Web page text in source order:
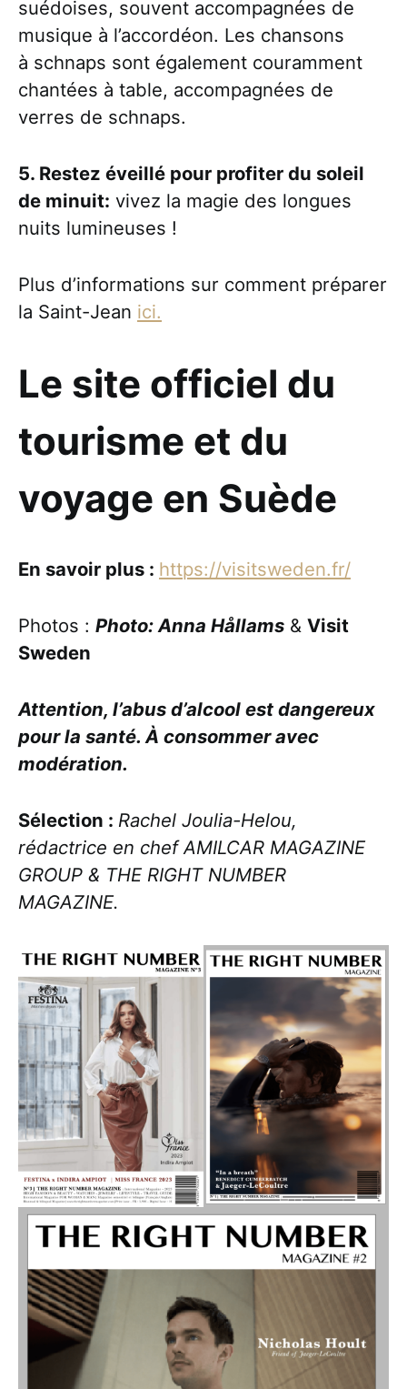
suédoises, souvent accompagnées de
musique à l’accordéon. Les chansons
à schnaps sont également couramment
chantées à table, accompagnées de
verres de schnaps.
5. Restez éveillé pour profiter du soleil
de minuit: vivez la magie des longues
nuits lumineuses !
Plus d’informations sur comment préparer
la Saint-Jean ici.
Le site officiel du
tourisme et du
voyage en Suède
En savoir plus : https://visitsweden.fr/
Photos : Photo: Anna Hållams & Visit
Sweden
Attention, l’abus d’alcool est dangereux
pour la santé. À consommer avec
modération.
Sélection : Rachel Joulia-Helou,
rédactrice en chef AMILCAR MAGAZINE
GROUP & THE RIGHT NUMBER
MAGAZINE.